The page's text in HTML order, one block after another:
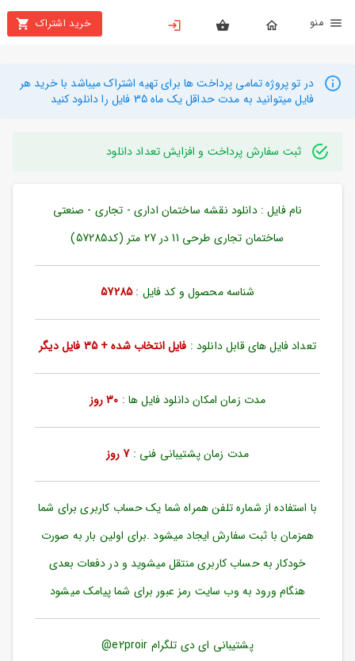
خرید اشتراک
بستن
محصولات
تهیه
راهنما
دانلود
ورود
به
بازیابی
رمز
مندی
ها
در تو پروژه تمامی پرداخت ها برای تهیه اشتراک میباشد با خرید هر
فایل میتوانید به مدت حداقل یک ماه 35 فایل را دانلود کنید
ثبت سفارش پرداخت و افزایش تعداد دانلود
نام فایل : دانلود نقشه ساختمان اداری - تجاری - صنعتی
ساختمان تجاری طرحی 11 در 27 متر (کد57285)
شناسه محصول و کد فایل :57285
تعداد فایل های قابل دانلود : فایل انتخاب شده + 35 فایل دیگر
مدت زمان امکان دانلود فایل ها : 30 روز
مدت زمان پشتیبانی فنی :7 روز
با استفاده از شماره تلفن همراه شما یک حساب کاربری برای شما
همزمان با ثبت سفارش ایجاد میشود .برای اولین بار به صورت
خودکار به حساب کاربری منتقل میشوید و در دفعات بعدی
هنگام ورود به وب سایت رمز عبور برای شما پیامک میشود
پشتیبانی ای دی تلگرام e2proir@